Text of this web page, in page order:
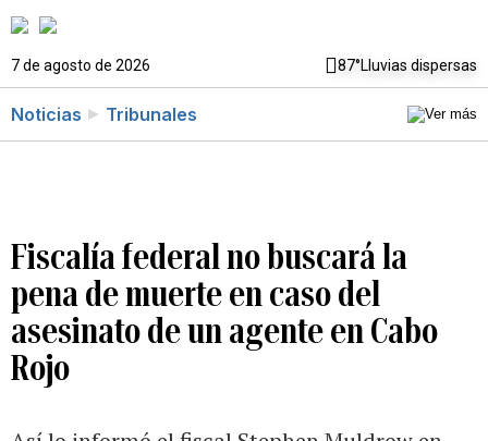
7 de agosto de 2026 87°Lluvias dispersas
Noticias Tribunales
Fiscalía federal no buscará la
pena de muerte en caso del
asesinato de un agente en Cabo
Rojo